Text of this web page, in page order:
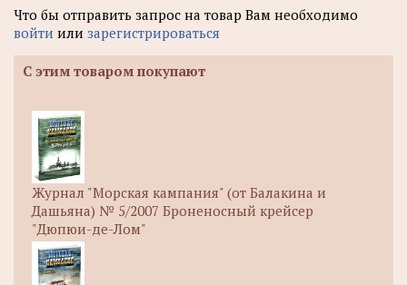
Что бы отправить запрос на товар Вам необходимо
войти или зарегистрироваться
С этим товаром покупают
Журнал "Морская кампания" (от Балакина и
Дашьяна) № 5/2007 Броненосный крейсер
"Дюпюи-де-Лом"